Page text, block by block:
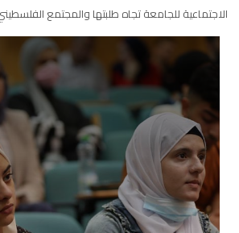
الاجتماعية للجامعة تجاه طلبتها والمجتمع